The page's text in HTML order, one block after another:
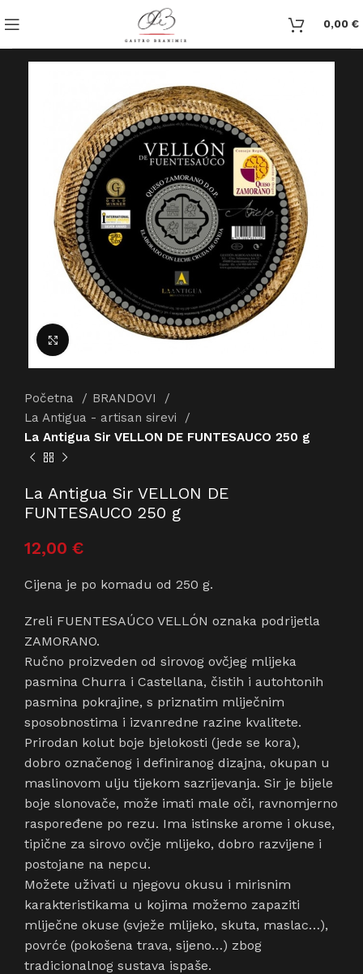
0,00 €
Click to enlarge
Početna
BRANDOVI
La Antigua - artisan sirevi
La Antigua Sir VELLON DE FUNTESAUCO 250 g
La Antigua Sir VELLON DE
FUNTESAUCO 250 g
12,00 €
Cijena je po komadu od 250 g.
Zreli FUENTESAÚCO VELLÓN oznaka podrijetla
ZAMORANO.
Ručno proizveden od sirovog ovčjeg mlijeka
pasmina Churra i Castellana, čistih i autohtonih
pasmina pokrajine, s priznatim mliječnim
sposobnostima i izvanredne razine kvalitete.
Prirodan kolut boje bjelokosti (jede se kora),
dobro označenog i definiranog dizajna, okupan u
maslinovom ulju tijekom sazrijevanja. Sir je bijele
boje slonovače, može imati male oči, ravnomjerno
raspoređene po rezu. Ima istinske arome i okuse,
tipične za sirovo ovčje mlijeko, dobro razvijene i
postojane na nepcu.
Možete uživati u njegovu okusu i mirisnim
karakteristikama u kojima možemo zapaziti
mliječne okuse (svježe mlijeko, skuta, maslac…),
povrće (pokošena trava, sijeno…) zbog
tradicionalnog sustava ispaše.